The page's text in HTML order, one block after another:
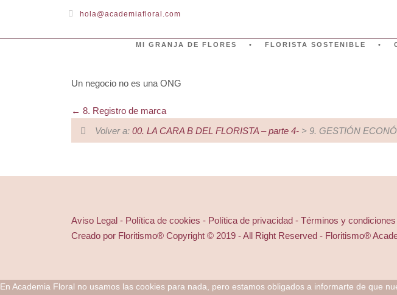
hola@academiafloral.com
MI GRANJA DE FLORES FLORISTA SOSTENIBLE
Un negocio no es una ONG
8. Registro de marca
Volver a:00. LA CARA B DEL FLORISTA – parte 4- > 9. GESTIÓN
Aviso Legal - Política de cookies - Política de privacidad - Términos y
Creado por Floritismo® Copyright © 2019 - All Right Reserved - Floritismo®
En Academia Floral no usamos las cookies para nada, pero estamos obligados a informarte de que